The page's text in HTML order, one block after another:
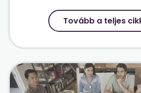
Tovább a teljes